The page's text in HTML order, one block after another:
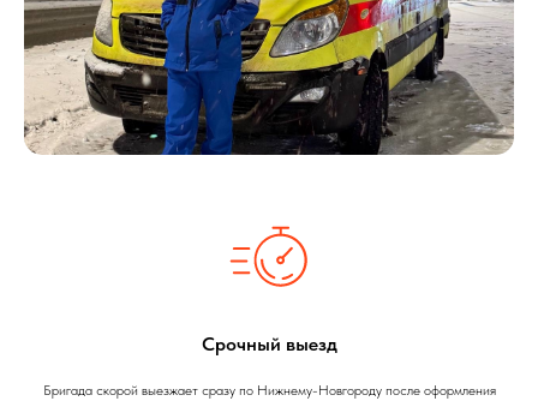
Срочный выезд
Бригада скорой выезжает сразу по Нижнему-Новгороду после оформления